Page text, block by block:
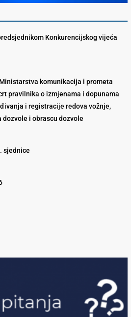
Konkurencijskog vijeća
komunikacija i prometa
pravilnika o izmjenama i dopunama
i registracije redova vožnje,
i obrascu dozvole
sjednice